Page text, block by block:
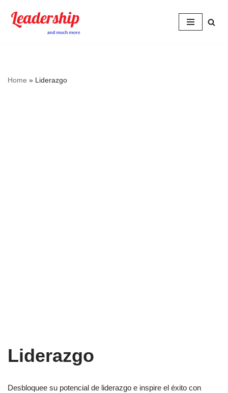
Skip
Home » Liderazgo
Liderazgo
Desbloquee su potencial de liderazgo e inspire el éxito con